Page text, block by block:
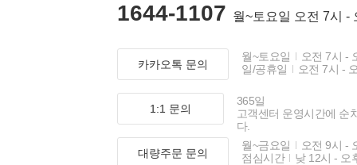
1644-1107 월~토요일 오전 7시 -
카카오톡 문의
월~토요일
오전 7시 -
일/공휴일
오전 7시 -
1:1 문의
365일
고객센터 운영시간에 순
다.
대량주문 문의
월~금요일
오전 9시 -
점심시간
낮 12시 - 오